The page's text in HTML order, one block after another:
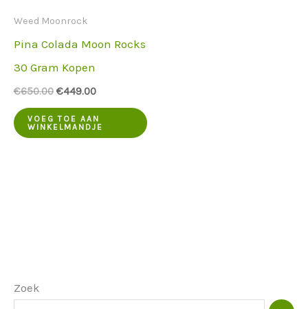
Zoek
Weed Moonrock
Pina Colada Moon Rocks
30 Gram Kopen
€650.00 De
prijs
was:
€449.00De
prijs
is:
VOEG TOE AAN
WINKELMANDJE